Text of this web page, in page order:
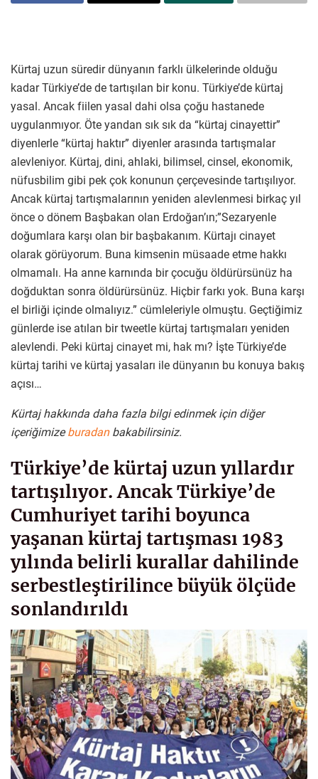
Kürtaj uzun süredir dünyanın farklı ülkelerinde olduğu
kadar Türkiye’de de tartışılan bir konu. Türkiye’de kürtaj
yasal. Ancak fiilen yasal dahi olsa çoğu hastanede
uygulanmıyor. Öte yandan sık sık da “kürtaj cinayettir”
diyenlerle “kürtaj haktır” diyenler arasında tartışmalar
alevleniyor. Kürtaj, dini, ahlaki, bilimsel, cinsel, ekonomik,
nüfusbilim gibi pek çok konunun çerçevesinde tartışılıyor.
Ancak kürtaj tartışmalarının yeniden alevlenmesi birkaç yıl
önce o dönem Başbakan olan Erdoğan’ın;”Sezaryenle
doğumlara karşı olan bir başbakanım. Kürtajı cinayet
olarak görüyorum. Buna kimsenin müsaade etme hakkı
olmamalı. Ha anne karnında bir çocuğu öldürürsünüz ha
doğduktan sonra öldürürsünüz. Hiçbir farkı yok. Buna karşı
el birliği içinde olmalıyız.” cümleleriyle olmuştu. Geçtiğimiz
günlerde ise atılan bir tweetle kürtaj tartışmaları yeniden
alevlendi. Peki kürtaj cinayet mi, hak mı? İşte Türkiye’de
kürtaj tarihi ve kürtaj yasaları ile dünyanın bu konuya bakış
açısı…
Kürtaj hakkında daha fazla bilgi edinmek için diğer
içeriğimizeburadanbakabilirsiniz.
Türkiye’de kürtaj uzun yıllardır
tartışılıyor. Ancak Türkiye’de
Cumhuriyet tarihi boyunca
yaşanan kürtaj tartışması 1983
yılında belirli kurallar dahilinde
serbestleştirilince büyük ölçüde
sonlandırıldı